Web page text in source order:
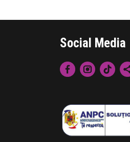
Social Media